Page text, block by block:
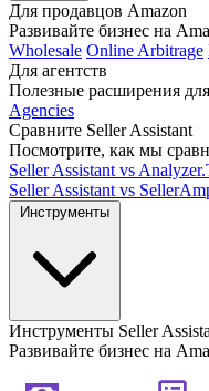
Для продавцов Amazon
Развивайте бизнес на
Wholesale Online Arbitrage
Для агентств
Полезные расширения
Agencies
Сравните Seller Assistant
Посмотрите, как мы
Seller Assistant vs
Seller Assistant vs
Инструменты Seller
Развивайте бизнес на